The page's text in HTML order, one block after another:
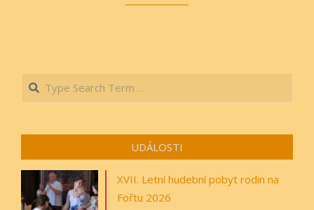
Search
UDÁLOSTI
XVII. Letní hudební pobyt rodin na
Fořtu 2026